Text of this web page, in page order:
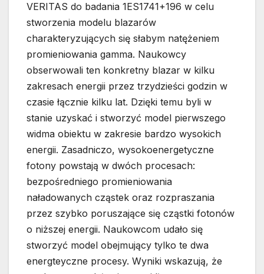
VERITAS do badania 1ES1741+196 w celu
stworzenia modelu blazarów
charakteryzujących się słabym natężeniem
promieniowania gamma. Naukowcy
obserwowali ten konkretny blazar w kilku
zakresach energii przez trzydzieści godzin w
czasie łącznie kilku lat. Dzięki temu byli w
stanie uzyskać i stworzyć model pierwszego
widma obiektu w zakresie bardzo wysokich
energii. Zasadniczo, wysokoenergetyczne
fotony powstają w dwóch procesach:
bezpośredniego promieniowania
naładowanych cząstek oraz rozpraszania
przez szybko poruszające się cząstki fotonów
o niższej energii. Naukowcom udało się
stworzyć model obejmujący tylko te dwa
energteyczne procesy. Wyniki wskazują, że